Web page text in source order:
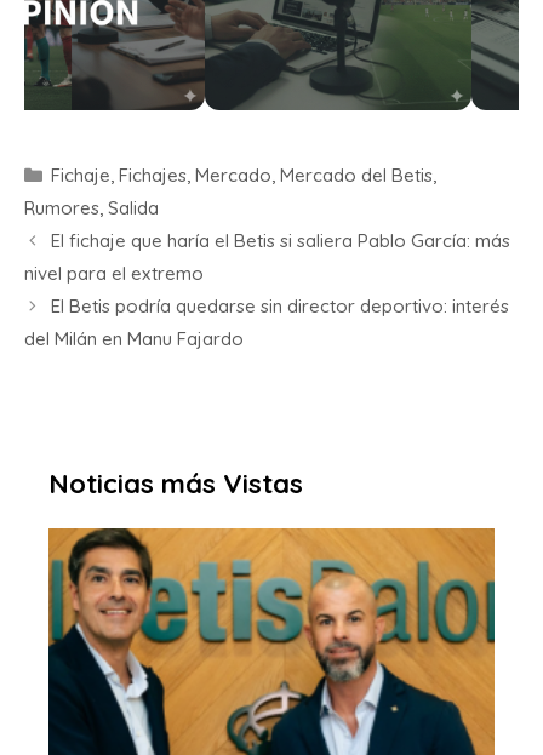
Fichaje, Fichajes, Mercado, Mercado del Betis,
Rumores, Salida
El fichaje que haría el Betis si saliera Pablo García: más
nivel para el extremo
El Betis podría quedarse sin director deportivo: interés
del Milán en Manu Fajardo
Noticias más Vistas